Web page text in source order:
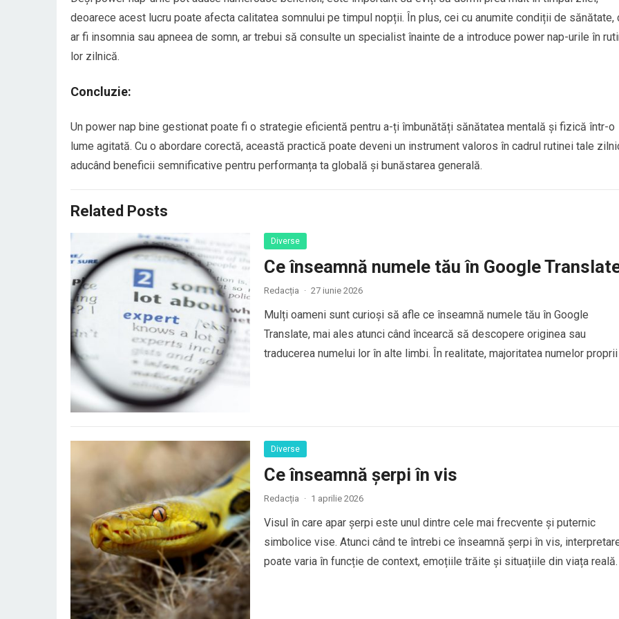
deoarece acest lucru poate afecta calitatea somnului pe timpul nopții. În plus, cei cu anumite condiții de sănătate,
ar fi insomnia sau apneea de somn, ar trebui să consulte un specialist înainte de a introduce power nap-urile în
lor zilnică.
Concluzie:
Un power nap bine gestionat poate fi o strategie eficientă pentru a-ți îmbunătăți sănătatea mentală și fizică într-o
lume agitată. Cu o abordare corectă, această practică poate deveni un instrument valoros în cadrul rutinei tale
aducând beneficii semnificative pentru performanța ta globală și bunăstarea generală.
Related Posts
Diverse
Ce înseamnă numele tău în Google
Redacția · 27 iunie 2026
Mulți oameni sunt curioși să afle ce înseamnă numele tău în Google
Translate, mai ales atunci când încearcă să descopere originea sau
traducerea numelui lor în alte limbi. În realitate, majoritatea numelor proprii
Diverse
Ce înseamnă șerpi în vis
Redacția · 1 aprilie 2026
Visul în care apar șerpi este unul dintre cele mai frecvente și puternic
simbolice vise. Atunci când te întrebi ce înseamnă șerpi în vis,
poate varia în funcție de context, emoțiile trăite și situațiile din viața